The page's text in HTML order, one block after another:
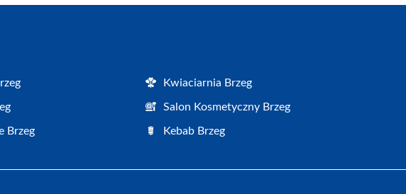
Kwiaciarnia Brzeg
Salon Kosmetyczny Brzeg
Brzeg Kebab Brzeg